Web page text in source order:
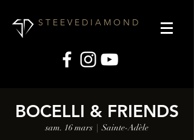
S T E E V E D I A M O N D
BOCELLI & FRIENDS
sam. 16 mars
  |
Sainte-Adèle